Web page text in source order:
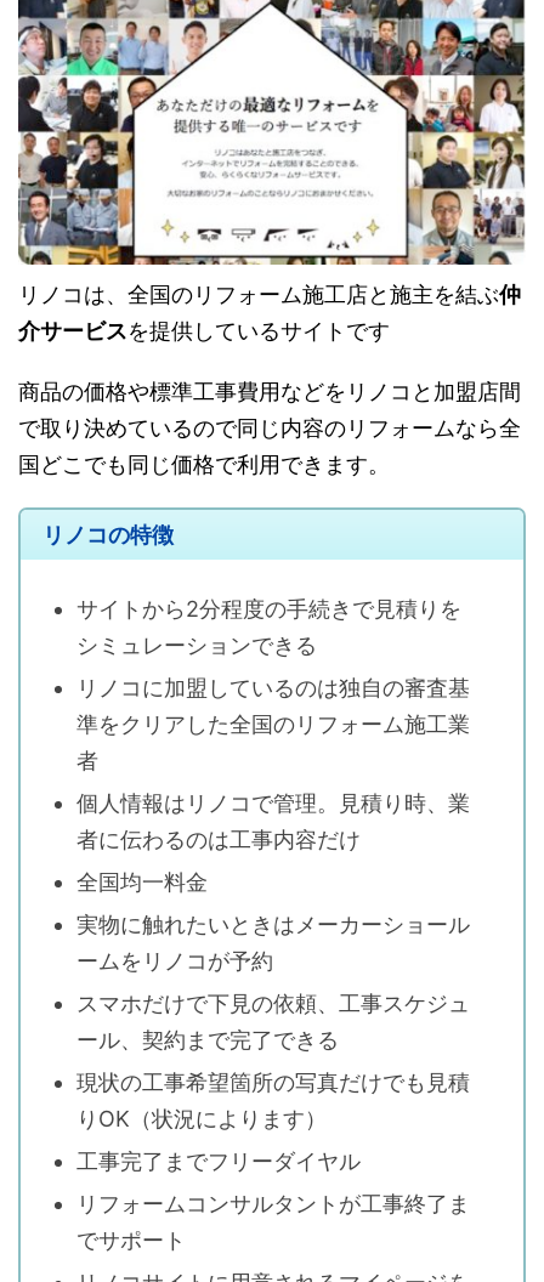
リノコは、全国のリフォーム施工店と施主を結ぶ仲
介サービスを提供しているサイトです
商品の価格や標準工事費用などをリノコと加盟店間
で取り決めているので同じ内容のリフォームなら全
国どこでも同じ価格で利用できます。
リノコの特徴
サイトから2分程度の手続きで見積りを
シミュレーションできる
リノコに加盟しているのは独自の審査基
準をクリアした全国のリフォーム施工業
者
個人情報はリノコで管理。見積り時、業
者に伝わるのは工事内容だけ
全国均一料金
実物に触れたいときはメーカーショール
ームをリノコが予約
スマホだけで下見の依頼、工事スケジュ
ール、契約まで完了できる
現状の工事希望箇所の写真だけでも見積
りOK（状況によります）
工事完了までフリーダイヤル
リフォームコンサルタントが工事終了ま
でサポート